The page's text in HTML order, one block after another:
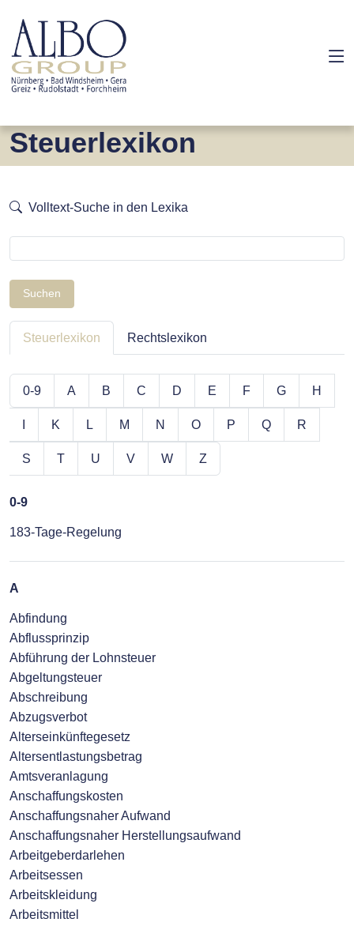
Steuerlexikon
Volltext-Suche in den Lexika
Suchen
Steuerlexikon Rechtslexikon
0-9 A B C D E F G H
K L M N O P Q R
S T U V W Z
0-9
183-Tage-Regelung
A
Abfindung
Abflussprinzip
Abführung der Lohnsteuer
Abgeltungsteuer
Abschreibung
Abzugsverbot
Alterseinkünftegesetz
Altersentlastungsbetrag
Amtsveranlagung
Anschaffungskosten
Anschaffungsnaher Aufwand
Anschaffungsnaher Herstellungsaufwand
Arbeitgeberdarlehen
Arbeitsessen
Arbeitskleidung
Arbeitsmittel